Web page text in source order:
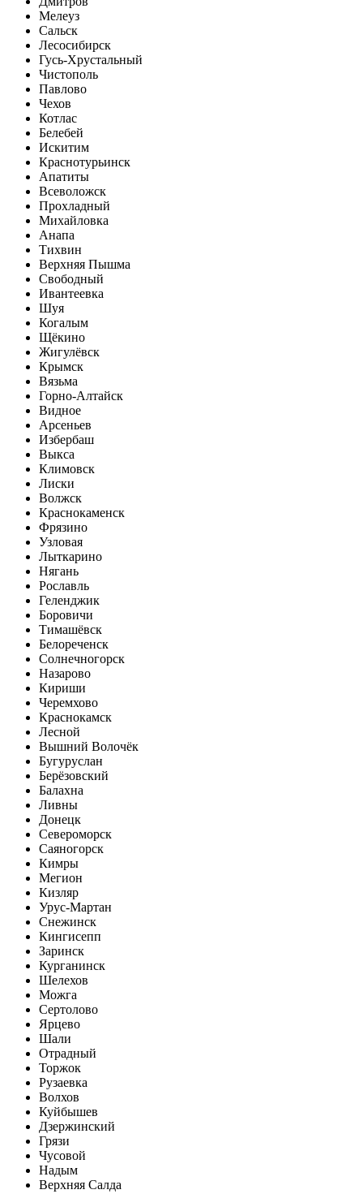
Мелеуз
Сальск
Лесосибирск
Гусь-Хрустальный
Чистополь
Павлово
Чехов
Котлас
Белебей
Искитим
Краснотурьинск
Апатиты
Всеволожск
Прохладный
Михайловка
Анапа
Тихвин
Верхняя Пышма
Свободный
Ивантеевка
Шуя
Когалым
Щёкино
Жигулёвск
Крымск
Вязьма
Горно-Алтайск
Видное
Арсеньев
Избербаш
Выкса
Климовск
Лиски
Волжск
Краснокаменск
Фрязино
Узловая
Лыткарино
Нягань
Рославль
Геленджик
Боровичи
Тимашёвск
Белореченск
Солнечногорск
Назарово
Кириши
Черемхово
Краснокамск
Лесной
Вышний Волочёк
Бугуруслан
Берёзовский
Балахна
Ливны
Донецк
Североморск
Саяногорск
Кимры
Мегион
Кизляр
Урус-Мартан
Снежинск
Кингисепп
Заринск
Курганинск
Шелехов
Можга
Сертолово
Ярцево
Шали
Отрадный
Торжок
Рузаевка
Волхов
Куйбышев
Дзержинский
Грязи
Чусовой
Надым
Верхняя Салда